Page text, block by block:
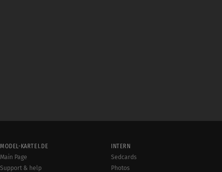
MODEL-KARTEI.DE
Main Page
Support & help
INTERN
Sedcards
Photos